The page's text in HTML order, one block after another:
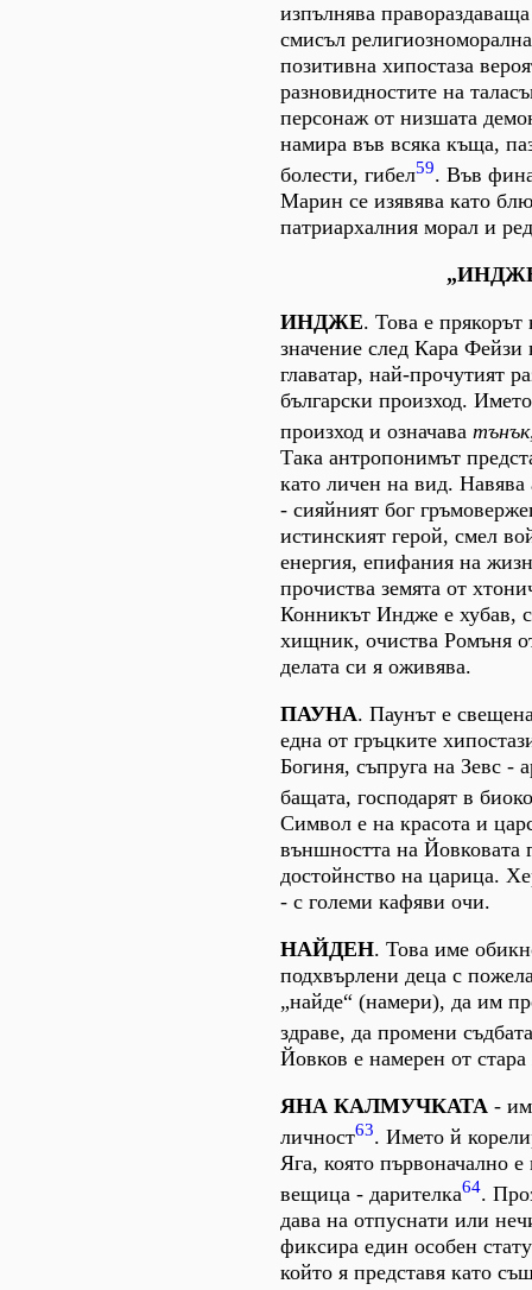
изпълнява
смисъл
позитивна хипостаза
разновидностите на
персонаж от низшата
намира във всяка къща,
болести, гибел59. Във
Марин се изявява като
патриархалния морал и
ИНДЖЕ. Това е прякорът
значение след Кара
главатар, най-прочутият
български произход.
произход и означава
Така антропонимът
като личен на вид.
- сияйният бог
истинският герой, смел
енергия, епифания на
прочиства земята от
Конникът Индже е хубав,
хищник, очиства Ромъня
делата си я оживява.
ПАУНА. Паунът е
една от гръцките
Богиня, съпруга на Зевс -
бащата, господарят в
Символ е на красота и
външността на Йовковата
достойнство на царица.
- с големи кафяви очи.
НАЙДЕН. Това име
подхвърлени деца с
„найде“ (намери), да им
здраве, да промени
Йовков е намерен от
ЯНА КАЛМУЧКАТА -
личност63. Името й
Яга, която първоначално
вещица - дарителка64.
дава на отпуснати или
фиксира един особен
който я представя като